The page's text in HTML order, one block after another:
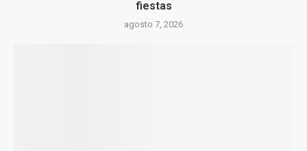
fiestas
agosto 7, 2026